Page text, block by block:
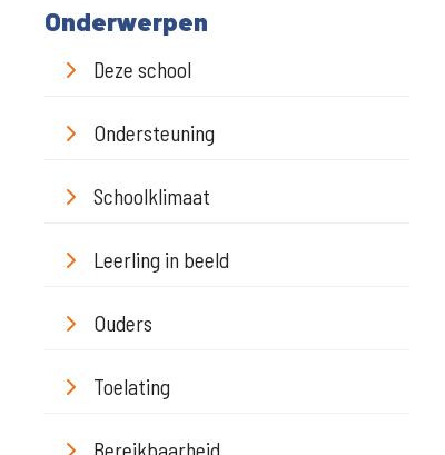
Onderwerpen
Deze school
Ondersteuning
Schoolklimaat
Leerling in beeld
Ouders
Toelating
Bereikbaarheid